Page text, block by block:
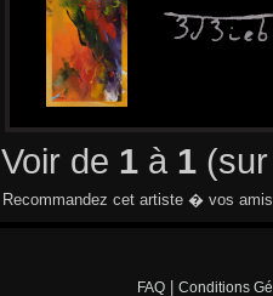
Voir de 1 à 1
Recommandez cet artiste � vos
FAQ Conditions